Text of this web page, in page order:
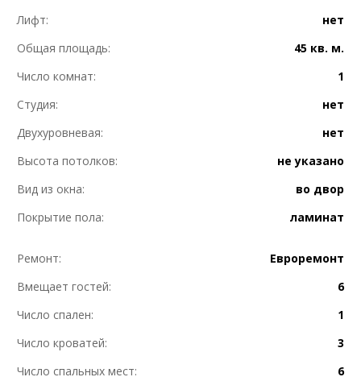
Лифт:
нет
Общая площадь:
45 кв. м.
Число комнат:
1
Студия:
нет
Двухуровневая:
нет
Высота потолков:
не указано
Вид из окна:
во двор
Покрытие пола:
ламинат
Ремонт:
Евроремонт
Вмещает гостей:
6
Число спален:
1
Число кроватей:
3
Число спальных мест:
6